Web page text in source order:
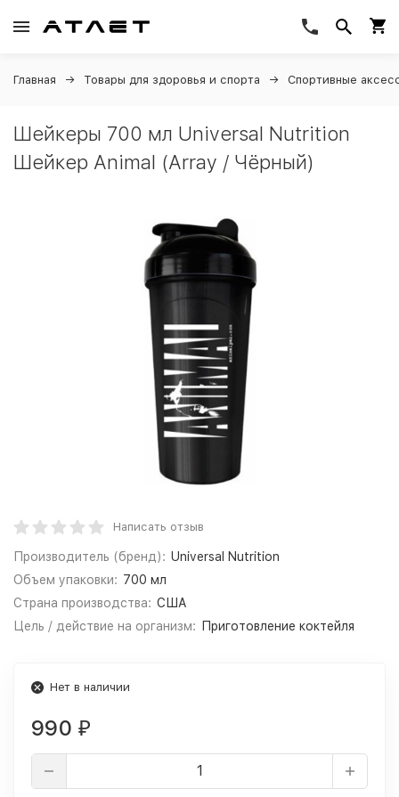
Главная Товары для здоровья и спорта Спортивные
Шейкеры 700 мл Universal Nutrition
Шейкер Animal (Array / Чёрный)
Написать отзыв
Производитель (бренд): Universal Nutrition
Объем упаковки: 700 мл
Страна производства: США
Цель / действие на организм:
Приготовление коктейля
Нет в наличии
990 ₽